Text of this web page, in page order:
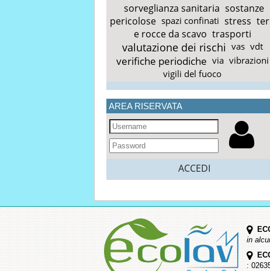
sorveglianza sanitaria sostanze
pericolose spazi confinati stress
e rocce da scavo trasporti
valutazione dei rischi vas vdt
verifiche periodiche via vibrazioni
vigili del fuoco
AREA RISERVATA
ACCEDI
in
: